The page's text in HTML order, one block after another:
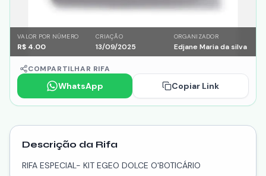
VALOR POR NÚMERO
R$ 4.00
CRIAÇÃO
13/09/2025
ORGANIZADOR
Edjane Maria da silva
COMPARTILHAR RIFA
WhatsApp Copiar Link
Descrição da Rifa
RIFA ESPECIAL- KIT EGEO DOLCE O'BOTICÁRIO